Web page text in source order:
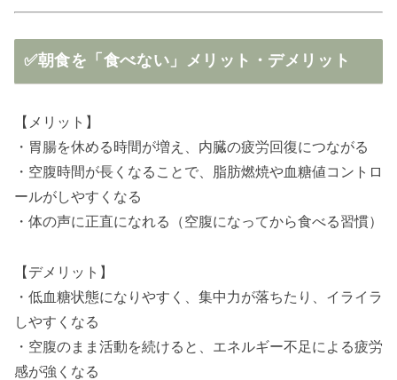
✅朝食を「食べない」メリット・デメリット
【メリット】
・胃腸を休める時間が増え、内臓の疲労回復につながる
・空腹時間が長くなることで、脂肪燃焼や血糖値コントロ
ールがしやすくなる
・体の声に正直になれる（空腹になってから食べる習慣）
【デメリット】
・低血糖状態になりやすく、集中力が落ちたり、イライラ
しやすくなる
・空腹のまま活動を続けると、エネルギー不足による疲労
感が強くなる